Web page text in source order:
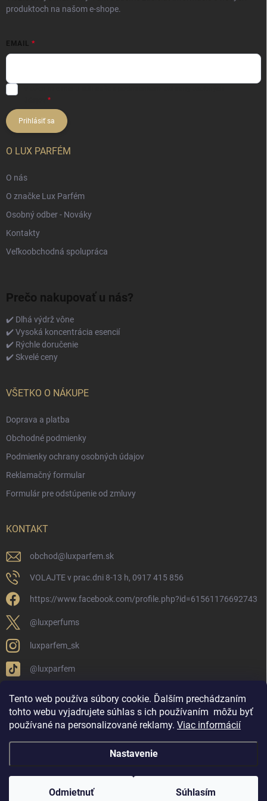
Tento web používa súbory cookie. Ďalším prechádzaním
tohto webu vyjadrujete súhlas s ich používaním môžu byť
používané na personalizované reklamy. Viac informácií
Nastavenie
Odmietnuť Súhlasím
produktoch na našom e-shope.
EMAIL
Prihlásiť sa
O LUX PARFÉM
O nás
O značke Lux Parfém
Osobný odber - Nováky
Kontakty
Veľkoobchodná spolupráca
Prečo nakupovať u nás?
✔️ Dlhá výdrž vône
✔️ Vysoká koncentrácia esencií
✔️ Rýchle doručenie
✔️ Skvelé ceny
VŠETKO O NÁKUPE
Doprava a platba
Obchodné podmienky
Podmienky ochrany osobných údajov
Reklamačný formular
Formulár pre odstúpenie od zmluvy
KONTAKT
obchod@ luxparfem.sk
VOLAJTE v prac.dni 8-13 h, 0917 415 856
https://www.facebook.com/profile.php?id=61561176692743
@luxperfums
luxparfem_sk
@luxparfem
LUX PARFÉM NOVÁKY
Lux Parfém Skupina na FB
Lux Parfum - Česká Republika
Lux Parfumok - Hungary
Copyright 2026LUX PARFÉM. Všetky práva vyhradené.Upraviť nastavenie